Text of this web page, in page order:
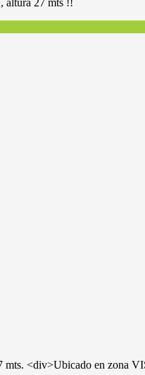
mts. <div>Ubicado en zona